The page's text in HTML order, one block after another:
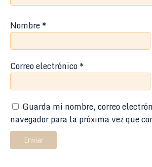
Nombre*
Correo electrónico*
Guarda mi nombre, correo
navegador para la próxima vez que